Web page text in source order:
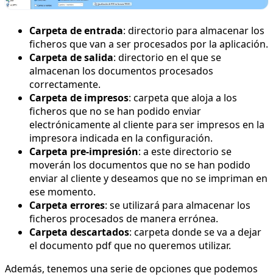
Carpeta de entrada: directorio para almacenar los
ficheros que van a ser procesados por la aplicación.
Carpeta de salida: directorio en el que se
almacenan los documentos procesados
correctamente.
Carpeta de impresos: carpeta que aloja a los
ficheros que no se han podido enviar
electrónicamente al cliente para ser impresos en la
impresora indicada en la configuración.
Carpeta pre-impresión: a este directorio se
moverán los documentos que no se han podido
enviar al cliente y deseamos que no se impriman en
ese momento.
Carpeta errores: se utilizará para almacenar los
ficheros procesados de manera errónea.
Carpeta descartados: carpeta donde se va a dejar
el documento pdf que no queremos utilizar.
Además, tenemos una serie de opciones que podemos